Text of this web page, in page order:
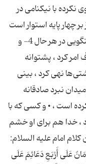
با نیكنامى در
چهار پایه استوار است
: 1- امر به معروف 2- نهى از منكر 3- راستگویى در هر حال 4- و
كرد ، پشتوانه
نهى كرد ، بینى
نبرد صادقانه
است ، • و كسى كه با
، خدا هم براى او خشم
امام علیه السلام:
عَلَى أَرْبَعِ دَعَائِمَ عَلَى